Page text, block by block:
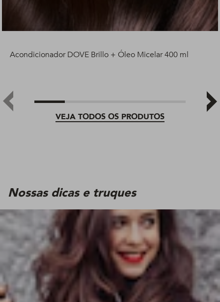
VEJA TODOS OS PRODUTOS
Acondicionador DOVE Brillo + Óleo Micelar 400 ml
Nossas dicas e truques